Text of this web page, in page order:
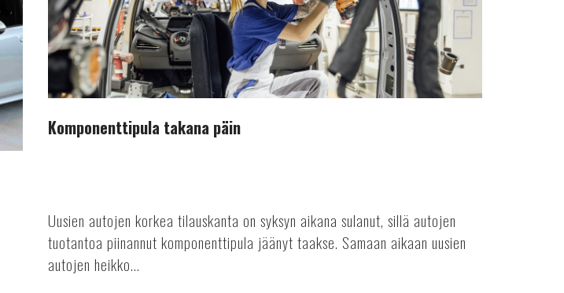
Komponenttipula takana päin
Uusien autojen korkea tilauskanta on syksyn aikana sulanut, sillä autojen
tuotantoa piinannut komponenttipula jäänyt taakse. Samaan aikaan uusien
autojen heikko...